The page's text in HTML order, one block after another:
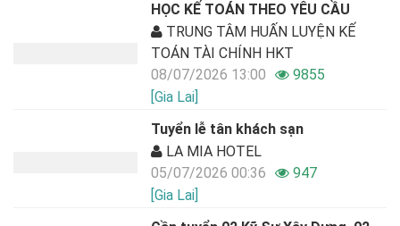
HỌC KẾ TOÁN THEO YÊU CẦU
TRUNG TÂM HUẤN LUYỆN KẾ
TOÁN TÀI CHÍNH HKT
08/07/2026 13:00
9855
[Gia Lai]
Tuyển lễ tân khách sạn
LA MIA HOTEL
05/07/2026 00:36
947
[Gia Lai]